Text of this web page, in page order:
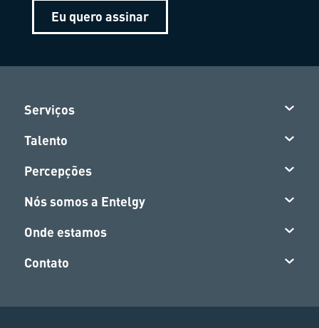
Eu quero assinar
Serviços
Talento
Percepções
Nós somos a Entelgy
Onde estamos
Contato